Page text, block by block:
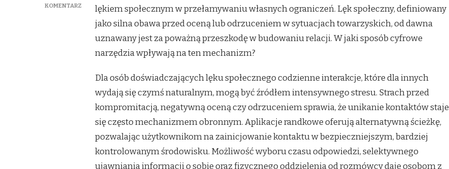
KOMENTARZ
APLIKACJE
POMAGAJĄ
PRZEŁAMAĆ
SPOJRZENIE
PSYCHOLOGII
lękiem społecznym w przełamywaniu własnych ograniczeń. Lęk społeczny, definiowany
jako silna obawa przed oceną lub odrzuceniem w sytuacjach towarzyskich, od dawna
uznawany jest za poważną przeszkodę w budowaniu relacji. W jaki sposób cyfrowe
narzędzia wpływają na ten mechanizm?
Dla osób doświadczających lęku społecznego codzienne interakcje, które dla innych
wydają się czymś naturalnym, mogą być źródłem intensywnego stresu. Strach przed
kompromitacją, negatywną oceną czy odrzuceniem sprawia, że unikanie kontaktów staje
się często mechanizmem obronnym. Aplikacje randkowe oferują alternatywną ścieżkę,
pozwalając użytkownikom na zainicjowanie kontaktu w bezpieczniejszym, bardziej
kontrolowanym środowisku. Możliwość wyboru czasu odpowiedzi, selektywnego
ujawniania informacji o sobie oraz fizycznego oddzielenia od rozmówcy daje osobom z